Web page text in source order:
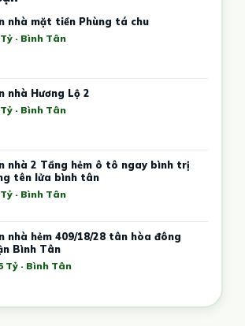
nhà mặt tiền Phùng tá chu
· Bình Tân
nhà Hương Lộ 2
· Bình Tân
nhà 2 Tầng hẻm ô tô ngay bình trị
tên lửa bình tân
· Bình Tân
nhà hẻm 409/18/28 tân hòa đông
Bình Tân
Tỷ · Bình Tân